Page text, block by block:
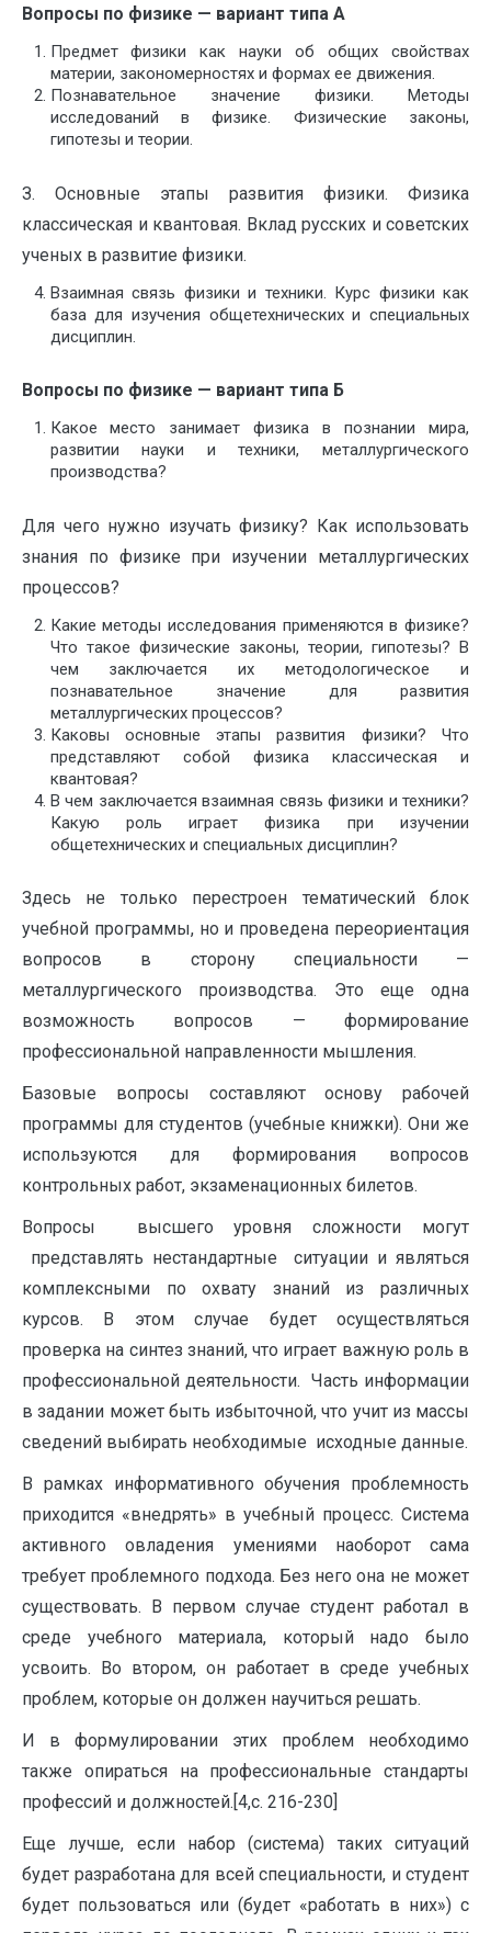
Вопросы по физике — вариант типа А
Предмет физики как науки об общих свойствах
материи, закономерностях и формах ее движения.
Познавательное значение физики. Методы
исследований в физике. Физические законы,
гипотезы и теории.
З. Основные этапы развития физики. Физика
классическая и квантовая. Вклад русских и советских
ученых в развитие физики.
Взаимная связь физики и техники. Курс физики как
база для изучения общетехнических и специальных
дисциплин.
Вопросы по физике — вариант типа Б
Какое место занимает физика в познании мира,
развитии науки и техники, металлургического
производства?
Для чего нужно изучать физику? Как использовать
знания по физике при изучении металлургических
процессов?
Какие методы исследования применяются в физике?
Что такое физические законы, теории, гипотезы? В
чем заключается их методологическое и
познавательное значение для развития
металлургических процессов?
Каковы основные этапы развития физики? Что
представляют собой физика классическая и
квантовая?
В чем заключается взаимная связь физики и техники?
Какую роль играет физика при изучении
общетехнических и специальных дисциплин?
Здесь не только перестроен тематический блок
учебной программы, но и проведена переориентация
вопросов в сторону специальности —
металлургического производства. Это еще одна
возможность вопросов — формирование
профессиональной направленности мышления.
Базовые вопросы составляют основу рабочей
программы для студентов (учебные книжки). Они же
используются для формирования вопросов
контрольных работ, экзаменационных билетов.
Вопросы высшего уровня сложности могут
представлять нестандартные ситуации и являться
комплексными по охвату знаний из различных
курсов. В этом случае будет осуществляться
проверка на синтез знаний, что играет важную роль в
профессиональной деятельности. Часть информации
в задании может быть избыточной, что учит из массы
сведений выбирать необходимые исходные данные.
В рамках информативного обучения проблемность
приходится «внедрять» в учебный процесс. Система
активного овладения умениями наоборот сама
требует проблемного подхода. Без него она не может
существовать. В первом случае студент работал в
среде учебного материала, который надо было
усвоить. Во втором, он работает в среде учебных
проблем, которые он должен научиться решать.
И в формулировании этих проблем необходимо
также опираться на профессиональные стандарты
профессий и должностей.[4,с. 216-230]
Еще лучше, если набор (система) таких ситуаций
будет разработана для всей специальности, и студент
будет пользоваться или (будет «работать в них») с